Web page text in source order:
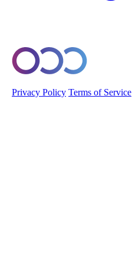
Privacy Policy Terms of Service